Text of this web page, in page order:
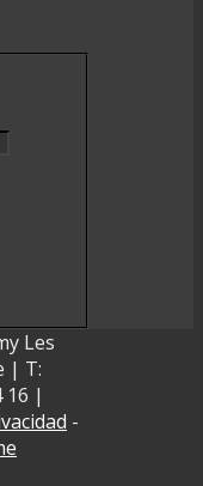
Les
| T:
16 |
-